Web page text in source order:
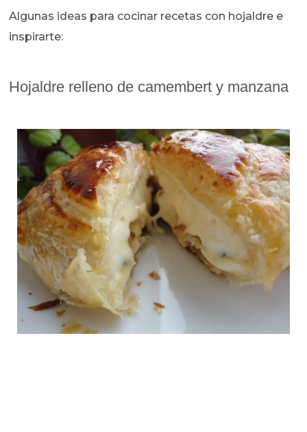
Algunas ideas para cocinar recetas con hojaldre e
inspirarte:
Hojaldre relleno de camembert y manzana